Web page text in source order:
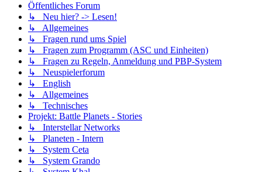
Öffentliches Forum
↳ Neu hier? -> Lesen!
↳ Allgemeines
↳ Fragen rund ums Spiel
↳ Fragen zum Programm (ASC und Einheiten)
↳ Fragen zu Regeln, Anmeldung und PBP-System
↳ Neuspielerforum
↳ English
↳ Allgemeines
↳ Technisches
Projekt: Battle Planets - Stories
↳ Interstellar Networks
↳ Planeten - Intern
↳ System Ceta
↳ System Grando